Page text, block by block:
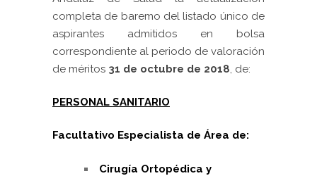
completa de baremo del listado único de
aspirantes admitidos en bolsa
correspondiente al periodo de valoración
de méritos 31 de octubre de 2018 , de:
PERSONAL SANITARIO
Facultativo Especialista de Área de:
Cirugía Ortopédica y